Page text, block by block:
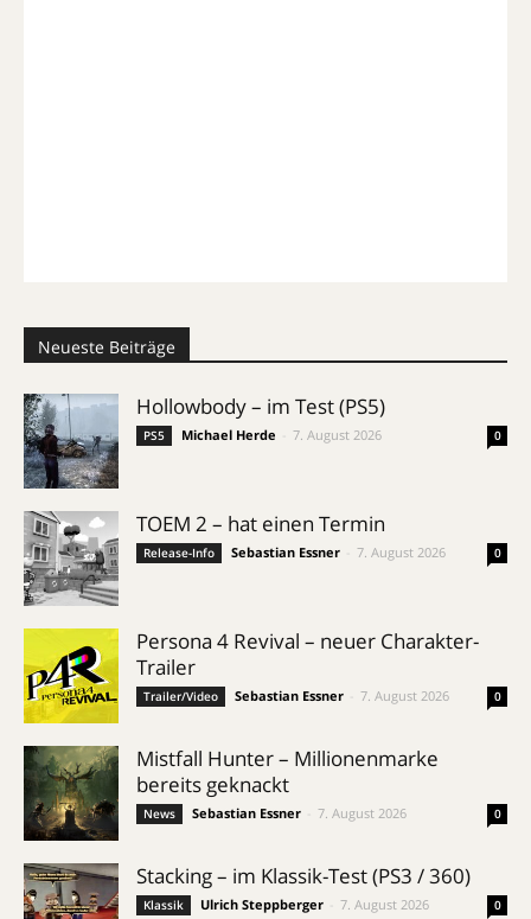
Neueste Beiträge
Hollowbody – im Test (PS5)
PS5 Michael Herde 7. August 2026 0
TOEM 2 – hat einen Termin
Release-Info Sebastian Essner 7. August 2026 0
Persona 4 Revival – neuer Charakter-
Trailer
Trailer/Video Sebastian Essner 7. August 2026 0
Mistfall Hunter – Millionenmarke
bereits geknackt
News Sebastian Essner 7. August 2026 0
Stacking – im Klassik-Test (PS3 / 360)
Klassik Ulrich Steppberger 7. August 2026 0